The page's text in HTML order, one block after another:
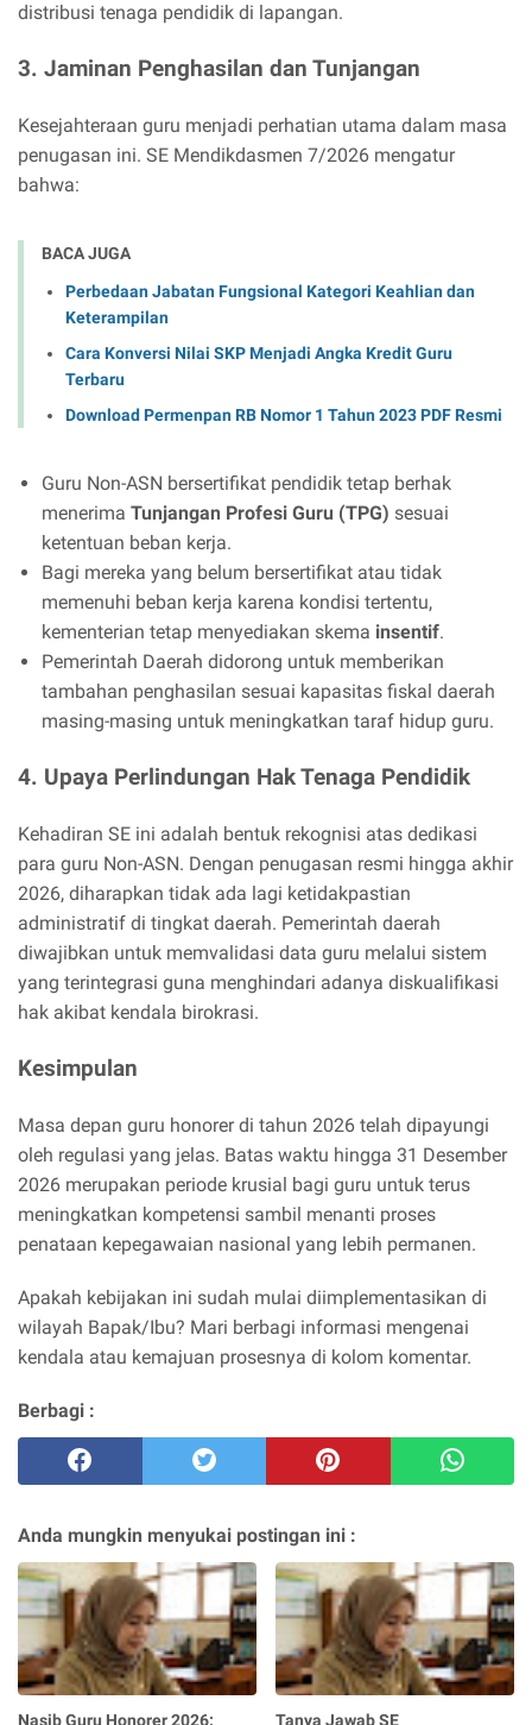
distribusi tenaga pendidik di lapangan.
3. Jaminan Penghasilan dan Tunjangan
Kesejahteraan guru menjadi perhatian utama dalam masa
penugasan ini. SE Mendikdasmen 7/2026 mengatur
bahwa:
BACA JUGA
Perbedaan Jabatan Fungsional Kategori Keahlian dan
Keterampilan
Cara Konversi Nilai SKP Menjadi Angka Kredit Guru
Terbaru
Download Permenpan RB Nomor 1 Tahun 2023 PDF Resmi
Guru Non-ASN bersertifikat pendidik tetap berhak
menerima Tunjangan Profesi Guru (TPG) sesuai
ketentuan beban kerja.
Bagi mereka yang belum bersertifikat atau tidak
memenuhi beban kerja karena kondisi tertentu,
kementerian tetap menyediakan skema insentif.
Pemerintah Daerah didorong untuk memberikan
tambahan penghasilan sesuai kapasitas fiskal daerah
masing-masing untuk meningkatkan taraf hidup guru.
4. Upaya Perlindungan Hak Tenaga Pendidik
Kehadiran SE ini adalah bentuk rekognisi atas dedikasi
para guru Non-ASN. Dengan penugasan resmi hingga akhir
2026, diharapkan tidak ada lagi ketidakpastian
administratif di tingkat daerah. Pemerintah daerah
diwajibkan untuk memvalidasi data guru melalui sistem
yang terintegrasi guna menghindari adanya diskualifikasi
hak akibat kendala birokrasi.
Kesimpulan
Masa depan guru honorer di tahun 2026 telah dipayungi
oleh regulasi yang jelas. Batas waktu hingga 31 Desember
2026 merupakan periode krusial bagi guru untuk terus
meningkatkan kompetensi sambil menanti proses
penataan kepegawaian nasional yang lebih permanen.
Apakah kebijakan ini sudah mulai diimplementasikan di
wilayah Bapak/Ibu? Mari berbagi informasi mengenai
kendala atau kemajuan prosesnya di kolom komentar.
Berbagi :
Anda mungkin menyukai postingan ini :
Nasib Guru Honorer 2026: Tanya Jawab SE